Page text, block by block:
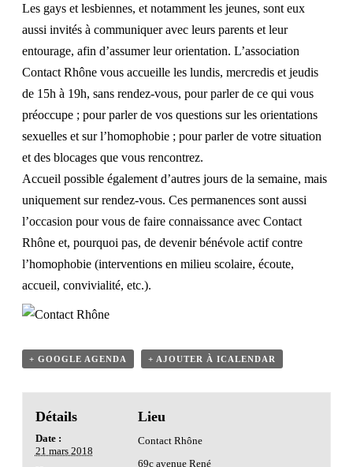
Les gays et lesbiennes, et notamment les jeunes, sont eux
aussi invités à communiquer avec leurs parents et leur
entourage, afin d’assumer leur orientation. L’association
Contact Rhône vous accueille les lundis, mercredis et jeudis
de 15h à 19h, sans rendez-vous, pour parler de ce qui vous
préoccupe ; pour parler de vos questions sur les orientations
sexuelles et sur l’homophobie ; pour parler de votre situation
et des blocages que vous rencontrez.
Accueil possible également d’autres jours de la semaine, mais
uniquement sur rendez-vous. Ces permanences sont aussi
l’occasion pour vous de faire connaissance avec Contact
Rhône et, pourquoi pas, de devenir bénévole actif contre
l’homophobie (interventions en milieu scolaire, écoute,
accueil, convivialité, etc.).
+ GOOGLE AGENDA + AJOUTER À ICALENDAR
Détails
Date :
21 mars 2018
Lieu
Contact Rhône
69c avenue René